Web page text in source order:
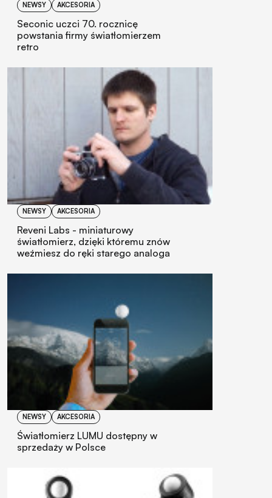
NEWSY AKCESORIA
Seconic uczci 70. rocznicę
powstania firmy światłomierzem
retro
NEWSY AKCESORIA
Reveni Labs - miniaturowy
światłomierz, dzięki któremu znów
weźmiesz do ręki starego analoga
NEWSY AKCESORIA
Światłomierz LUMU dostępny w
sprzedaży w Polsce